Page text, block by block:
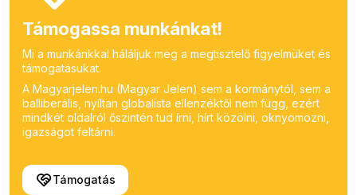
Támogassa munkánkat!
Mi a munkánkkal háláljuk meg a megtisztelő figyelmüket és
támogatásukat.
A Magyarjelen.hu (Magyar Jelen) sem a kormánytól, sem a
balliberális, nyíltan globalista ellenzéktől nem függ, ezért
mindkét oldalról őszintén tud írni, hírt közölni, oknyomozni,
igazságot feltárni.
Támogatás